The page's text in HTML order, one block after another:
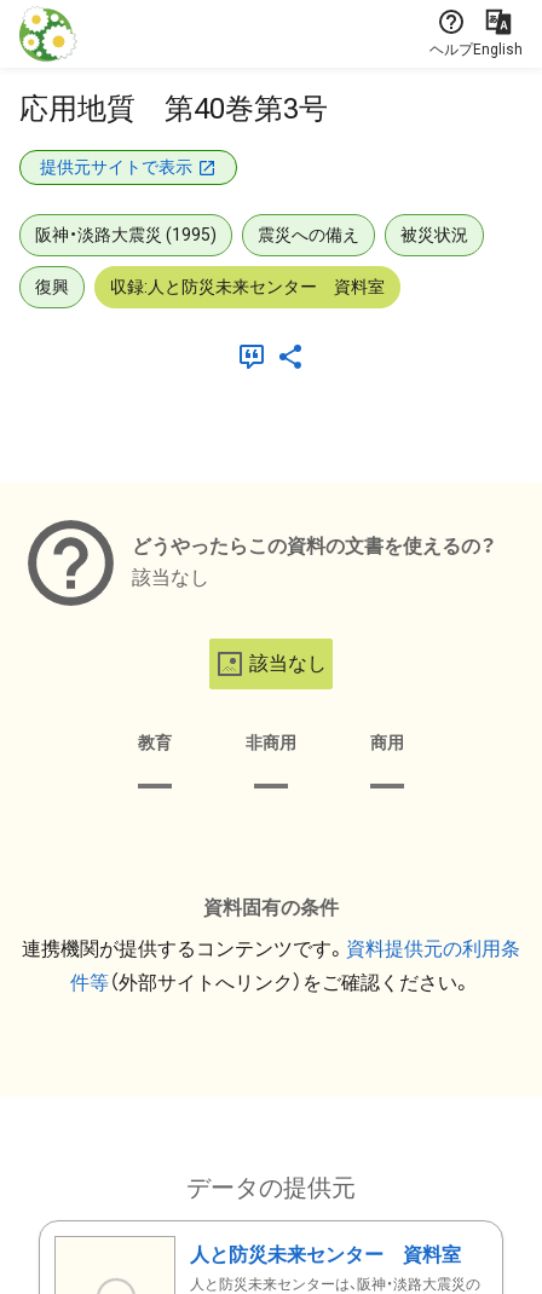
本文に飛ぶ
ヘルプEnglish
応用地質 第40巻第3号
提供元サイトで表示
阪神・淡路大震災 (1995) 震災への備え 被災状況
復興 収録:人と防災未来センター 資料室
どうやったらこの資料の文書を使えるの？
該当なし
該当なし
教育 非商用 商用
資料固有の条件
連携機関が提供するコンテンツです。 資料提供元の利用条
件等（外部サイトへリンク）をご確認ください。
データの提供元
人と防災未来センター 資料室
人と防災未来センターは、阪神・淡路大震災の